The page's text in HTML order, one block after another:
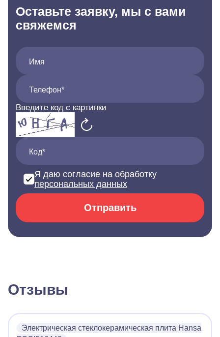
Оставьте заявку, мы с вами
свяжемся
Имя
Телефон*
Введите код с картинки
Код*
Я даю согласие на обработку
персональных данных
Отправить
Отзывы
Электрическая стеклокерамическая плита Hansa